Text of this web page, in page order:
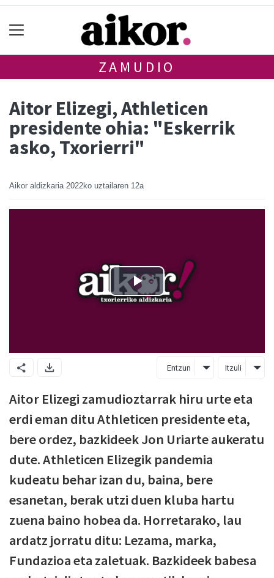
ZAMUDIO
Aitor Elizegi, Athleticen
presidente ohia: "Eskerrik
asko, Txorierri"
Aikor aldizkaria 2022ko uztailaren 12a
Entzun Itzuli
Aitor Elizegi zamudioztarrak hiru urte eta
erdi eman ditu Athleticen presidente eta,
bere ordez, bazkideek Jon Uriarte aukeratu
dute. Athleticen Elizegik pandemia
kudeatu behar izan du, baina, bere
esanetan, berak utzi duen kluba hartu
zuena baino hobea da. Horretarako, lau
ardatz jorratu ditu: Lezama, marka,
Fundazioa eta zaletuak. Bazkideek babesa